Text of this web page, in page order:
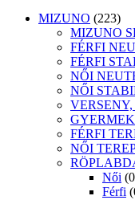
MIZUNO (223)
MIZUNO
FÉRFI
FÉRFI
NŐI
NŐI
FÉRFI
NŐI
Női
Férfi